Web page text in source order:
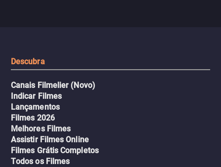
Descubra
Canais Filmelier (Novo)
Indicar Filmes
Lançamentos
Filmes 2026
Melhores Filmes
Assistir Filmes Online
Filmes Grátis Completos
Todos os Filmes